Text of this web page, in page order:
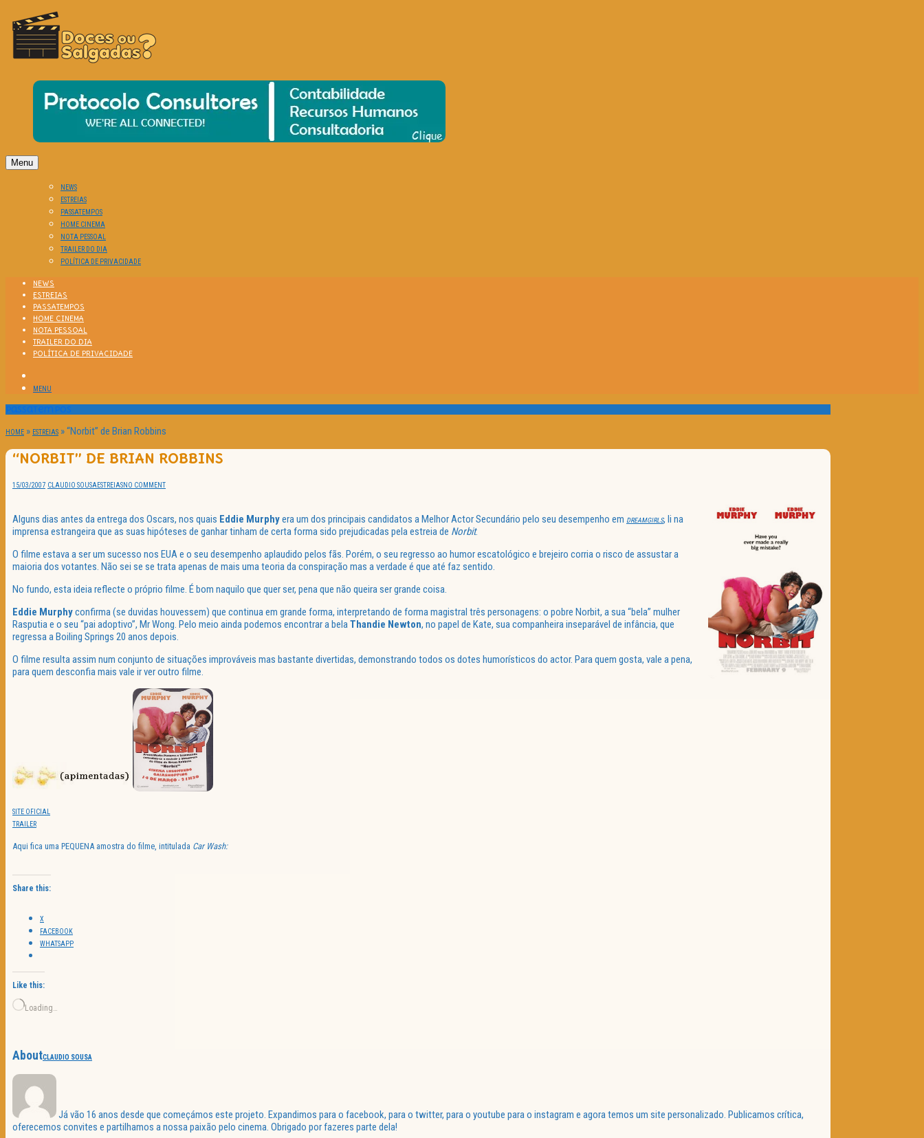
DOCES OU SALGADAS?
O Cinema? Uma Paixão!!
Menu
NEWS
ESTREIAS
PASSATEMPOS
HOME CINEMA
NOTA PESSOAL
TRAILER DO DIA
POLÍTICA DE PRIVACIDADE
NEWS
ESTREIAS
PASSATEMPOS
HOME CINEMA
NOTA PESSOAL
TRAILER DO DIA
POLÍTICA DE PRIVACIDADE
MENU
Passatempos
HOME » ESTREIAS »“Norbit” de Brian Robbins
“NORBIT” DE BRIAN ROBBINS
15/03/2007 CLAUDIO SOUSAESTREIASNO COMMENT
Alguns dias antes da entrega dos Oscars, nos quais Eddie Murphyera um dos principais candidatos a Melhor Actor Secundário pelo seu desempenho em DREAMGIRLS, li na
imprensa estrangeira que as suas hipóteses de ganhar tinham de certa forma sido prejudicadas pela estreia de Norbit.
O filme estava a ser um sucesso nos EUA e o seu desempenho aplaudido pelos fãs. Porém, o seu regresso ao humor escatológico e brejeiro corria o risco de assustar a
maioria dos votantes. Não sei se se trata apenas de mais uma teoria da conspiração mas a verdade é que até faz sentido.
No fundo, esta ideia reflecte o próprio filme. É bom naquilo que quer ser, pena que não queira ser grande coisa.
Eddie Murphyconfirma (se duvidas houvessem) que continua em grande forma, interpretando de forma magistral três personagens: o pobre Norbit, a sua “bela” mulher
Rasputia e o seu “pai adoptivo”, Mr Wong. Pelo meio ainda podemos encontrar a belaThandie Newton, no papel de Kate, sua companheira inseparável de infância, que
regressa a Boiling Springs 20 anos depois.
O filme resulta assim num conjunto de situações improváveis mas bastante divertidas, demonstrando todos os dotes humorísticos do actor. Para quem gosta, vale a pena,
para quem desconfia mais vale ir ver outro filme.
SITE OFICIAL
TRAILER
Aqui fica uma PEQUENA amostra do filme, intitulada Car Wash:
Share this:
X
FACEBOOK
WHATSAPP
Like this:
Loading…
AboutCLAUDIO SOUSA
Já vão 16 anos desde que começámos este projeto. Expandimos para o facebook, para o twitter, para o youtube para o instagram e agora temos um site personalizado. Publicamos crítica,
oferecemos convites e partilhamos a nossa paixão pelo cinema. Obrigado por fazeres parte dela!